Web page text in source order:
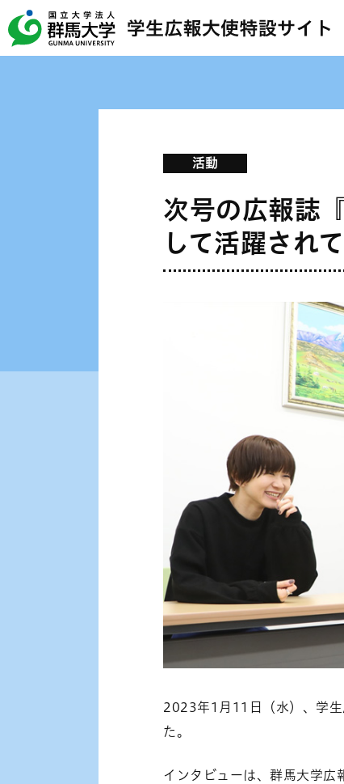
活動
次号の広報誌
して活躍され
2023年1月11日（水）、学生
た。
インタビューは、群馬大学広